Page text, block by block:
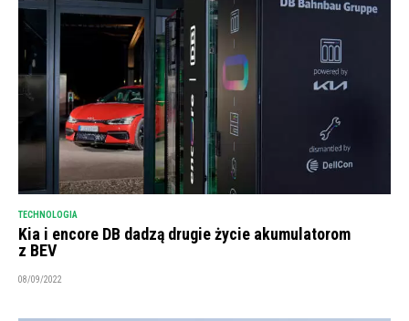
TECHNOLOGIA
Kia i encore DB dadzą drugie życie akumulatorom
z BEV
08/09/2022